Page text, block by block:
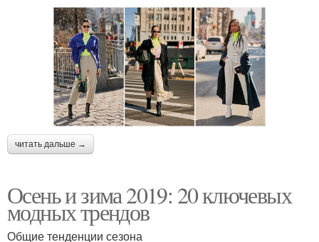
читать дальше →
Осень и зима 2019: 20 ключевых
модных трендов
Общие тенденции сезона